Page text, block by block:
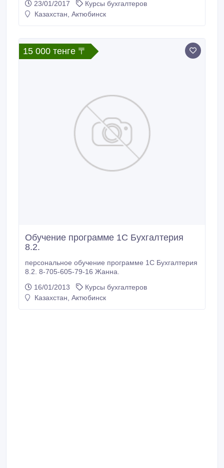
высшее образование, магистратура) с
применением ДИСТАНЦИОННЫХ ТЕХНОЛОГИЙ на
Экономика предприятий и организаций3.
23/01/2017
Курсы бухгалтеров
Казахстан, Актюбинск
15 000 тенге 〒
Обучение программе 1С Бухгалтерия
8.2.
персональное обучение программе 1С Бухгалтерия
8.2. 8-705-605-79-16 Жанна.
16/01/2013
Курсы бухгалтеров
Казахстан, Актюбинск